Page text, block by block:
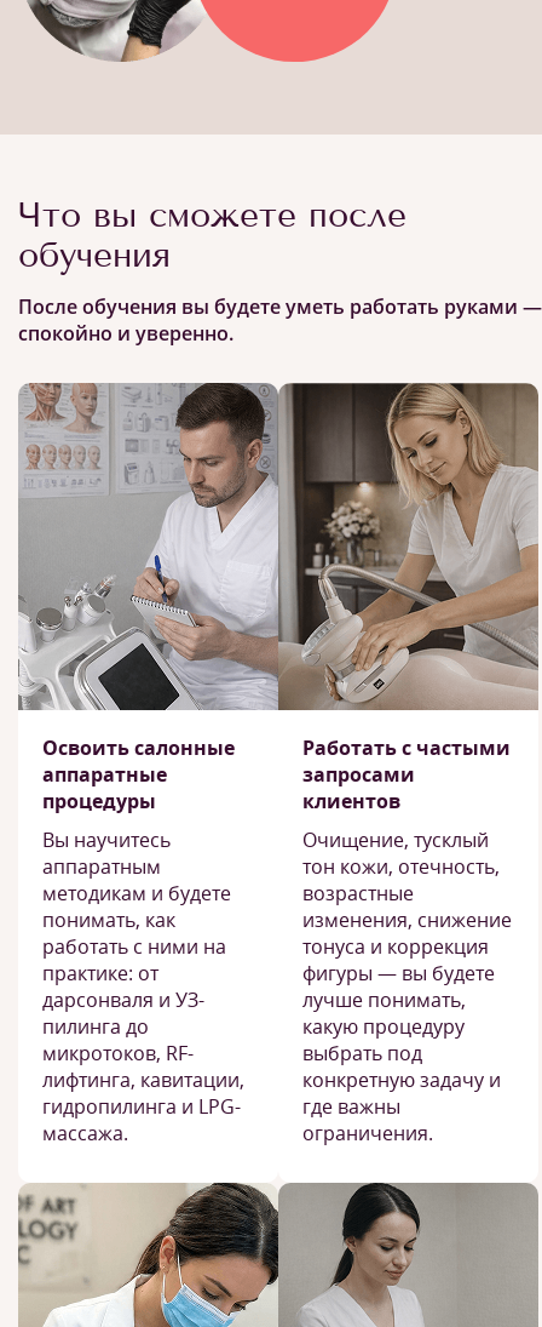
Что вы сможете после
обучения
После обучения вы будете уметь работать руками —
спокойно и уверенно.
Освоить салонные
аппаратные
процедуры
Вы научитесь
аппаратным
методикам и будете
понимать, как
работать с ними на
практике: от
дарсонваля и УЗ-
пилинга до
микротоков, RF-
лифтинга, кавитации,
гидропилинга и LPG-
массажа.
Работать с частыми
запросами
клиентов
Очищение, тусклый
тон кожи, отечность,
возрастные
изменения, снижение
тонуса и коррекция
фигуры — вы будете
лучше понимать,
какую процедуру
выбрать под
конкретную задачу и
где важны
ограничения.